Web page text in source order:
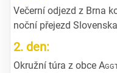
Večerní odjezd z Brna
noční přejezd
2. den:
Okružní túra z obce